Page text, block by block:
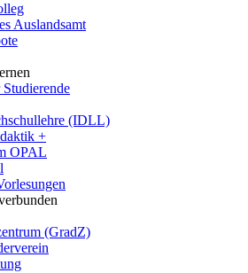
Auslandsamt
(IDLL)
+
OPAL
(GradZ)